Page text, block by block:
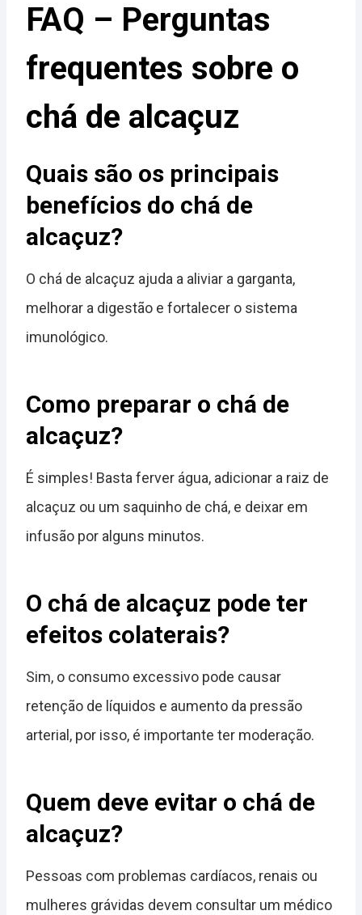
FAQ – Perguntas
frequentes sobre o
chá de alcaçuz
Quais são os principais
benefícios do chá de
alcaçuz?
O chá de alcaçuz ajuda a aliviar a garganta,
melhorar a digestão e fortalecer o sistema
imunológico.
Como preparar o chá de
alcaçuz?
É simples! Basta ferver água, adicionar a raiz de
alcaçuz ou um saquinho de chá, e deixar em
infusão por alguns minutos.
O chá de alcaçuz pode ter
efeitos colaterais?
Sim, o consumo excessivo pode causar
retenção de líquidos e aumento da pressão
arterial, por isso, é importante ter moderação.
Quem deve evitar o chá de
alcaçuz?
Pessoas com problemas cardíacos, renais ou
mulheres grávidas devem consultar um médico